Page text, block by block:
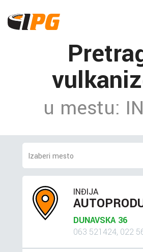
u mestu:
INĐIJA
DUNAVSKA 36
063 521424, 022